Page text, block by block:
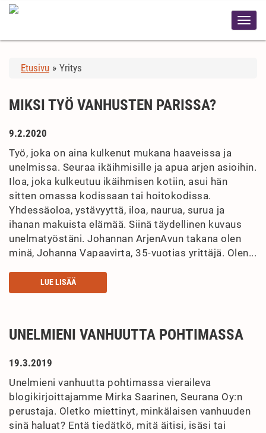
Etusivu » Yritys
MIKSI TYÖ VANHUSTEN PARISSA?
9.2.2020
Työ, joka on aina kulkenut mukana haaveissa ja
unelmissa. Seuraa ikäihmisille ja apua arjen asioihin.
Iloa, joka kulkeutuu ikäihmisen kotiin, asui hän
sitten omassa kodissaan tai hoitokodissa.
Yhdessäoloa, ystävyyttä, iloa, naurua, surua ja
ihanan makuista elämää. Siinä täydellinen kuvaus
unelmatyöstäni. Johannan ArjenAvun takana olen
minä, Johanna Vapaavirta, 35-vuotias yrittäjä. Olen...
LUE LISÄÄ
UNELMIENI VANHUUTTA POHTIMASSA
19.3.2019
Unelmieni vanhuutta pohtimassa vieraileva
blogikirjoittajamme Mirka Saarinen, Seurana Oy:n
perustaja. Oletko miettinyt, minkälaisen vanhuuden
sinä haluat? Entä tiedätkö, mitä äitisi, isäsi tai